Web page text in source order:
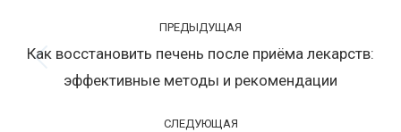
записям
ПРЕДЫДУЩАЯ
Предыдущая
запись:
Как восстановить печень после приёма лекарств:
эффективные методы и рекомендации
СЛЕДУЮЩАЯ